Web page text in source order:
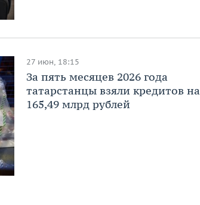
27 июн, 18:15
За пять месяцев 2026 года
татарстанцы взяли кредитов на
165,49 млрд рублей